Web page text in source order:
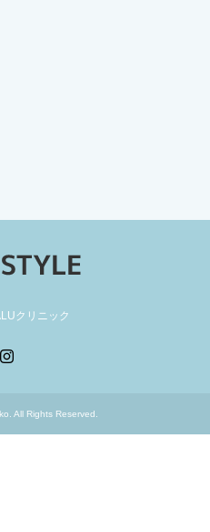
クリニック
. All Rights Reserved.